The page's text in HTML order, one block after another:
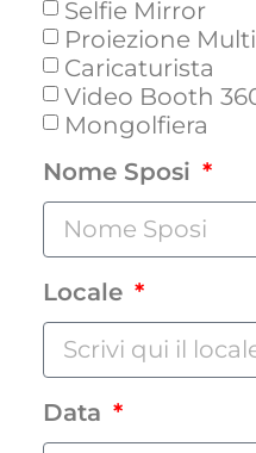
Selfie Mirror
Proiezione
Caricaturista
Video Booth
Mongolfiera
Nome Sposi
Locale
Data